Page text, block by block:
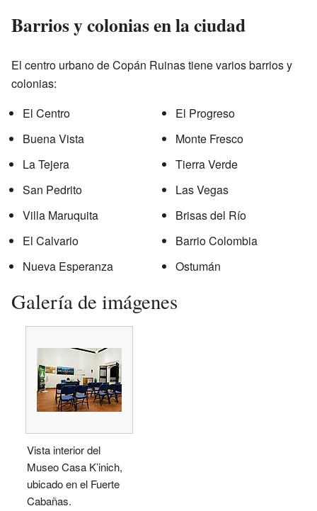
Barrios y colonias en la ciudad
El centro urbano de Copán Ruinas tiene varios barrios y
colonias:
El Centro
Buena Vista
La Tejera
San Pedrito
Villa Maruquita
El Calvario
Nueva Esperanza
El Progreso
Monte Fresco
Tierra Verde
Las Vegas
Brisas del Río
Barrio Colombia
Ostumán
Galería de imágenes
Vista interior del
Museo Casa K’inich,
ubicado en el Fuerte
Cabañas.